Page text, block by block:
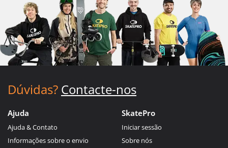
Dúvidas? Contacte-nos
Ajuda
Ajuda & Contato
Informações sobre o envio
SkatePro
Iniciar sessão
Sobre nós